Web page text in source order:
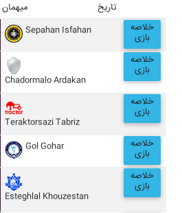
میهمان تاریخ
Sepahan Isfahan خلاصه
بازی
Chadormalo Ardakan
خلاصه
بازی
Teraktorsazi Tabriz
خلاصه
بازی
Gol Gohar خلاصه
بازی
Esteghlal Khouzestan
خلاصه
بازی